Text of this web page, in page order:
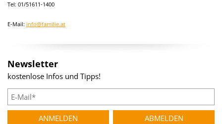
Tel: 01/51611-1400
E-Mail: info@familie.at
Newsletter
kostenlose Infos und Tipps!